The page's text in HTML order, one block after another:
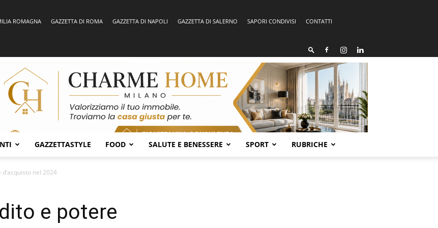
ROMAGNA GAZZETTA DI ROMA GAZZETTA DI NAPOLI GAZZETTA DI SALERNO SAPORI CONDIVISI
CONTATTI
GAZZETTASTYLE FOOD SALUTE E BENESSERE SPORT RUBRICHE
nel 2024
e potere